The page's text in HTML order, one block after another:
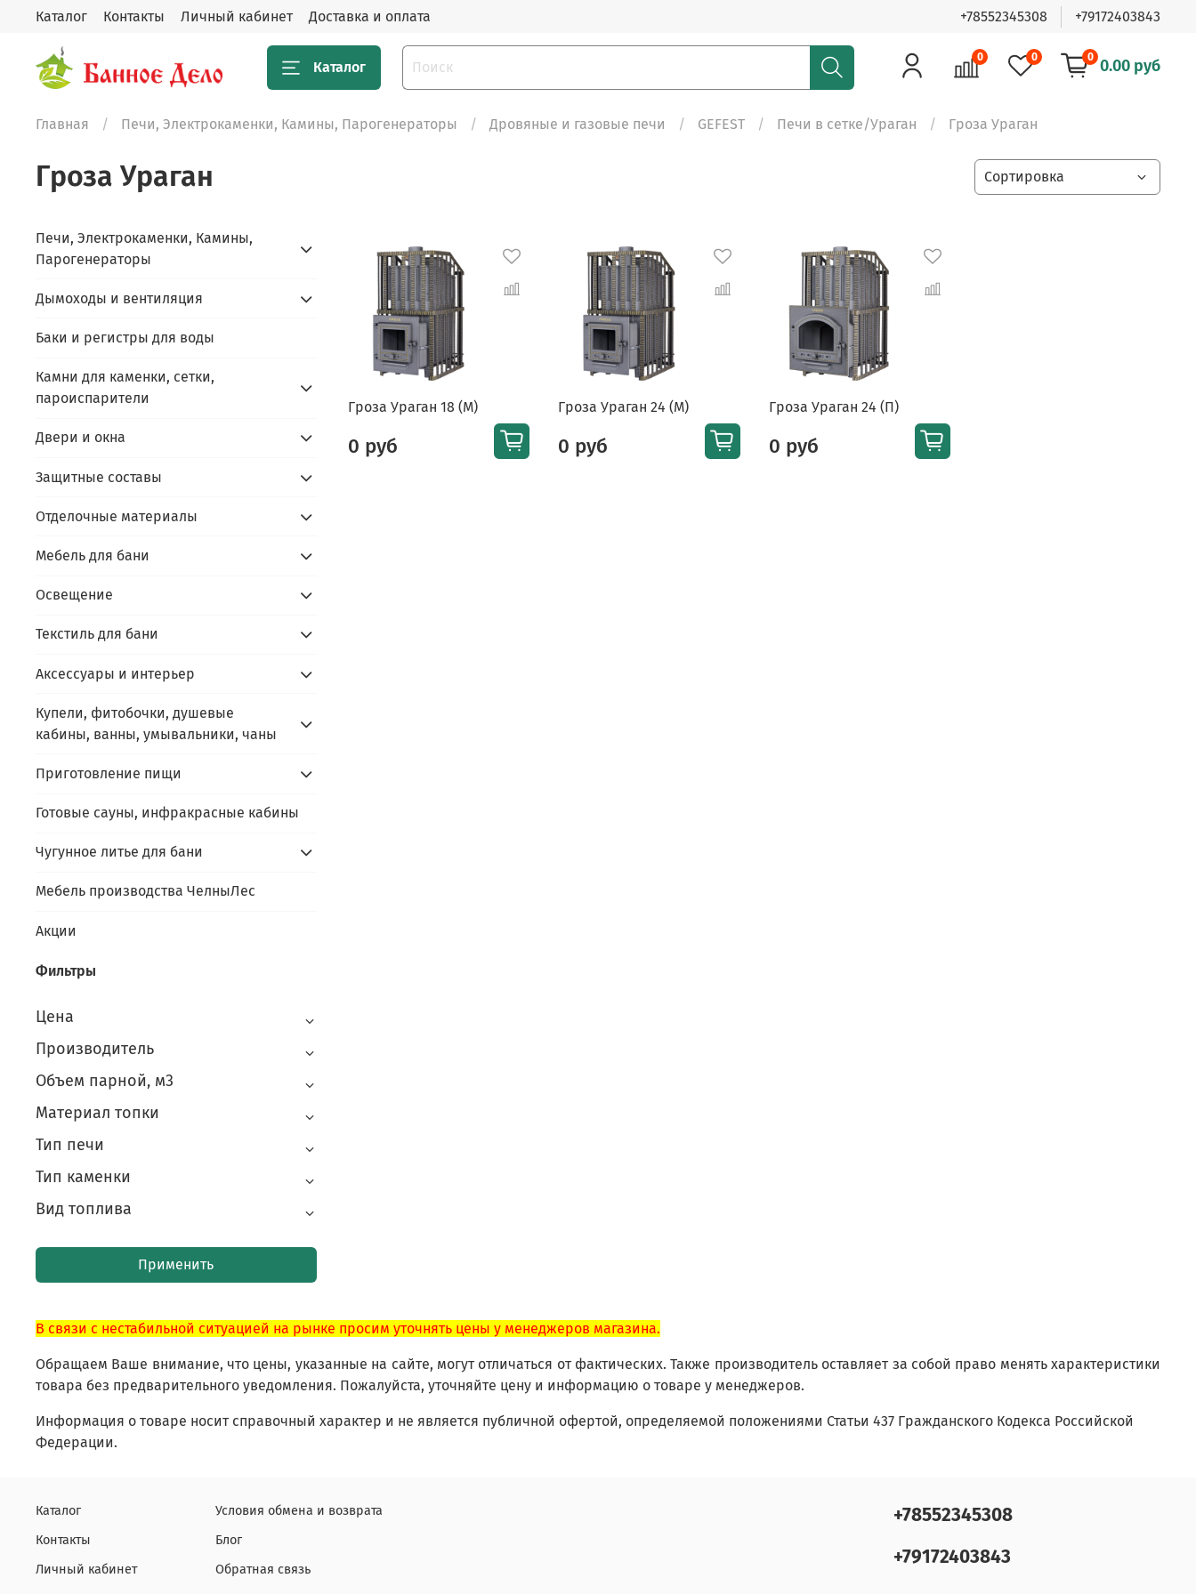
Каталог Контакты Личный кабинет Доставка и оплата +78552345308 +79172403843
Каталог
0 0 0 0.00 руб
Главная Печи, Электрокаменки, Камины, Парогенераторы Дровяные и газовые печи GEFEST Печи в сетке/Ураган Гроза Ураган
Гроза Ураган
Гроза Ураган 18 (М)
0 руб
Гроза Ураган 24 (М)
0 руб
Гроза Ураган 24 (П)
0 руб
Печи, Электрокаменки, Камины,
Парогенераторы
Дымоходы и вентиляция
Баки и регистры для воды
Камни для каменки, сетки,
пароиспарители
Двери и окна
Защитные составы
Отделочные материалы
Мебель для бани
Освещение
Текстиль для бани
Аксессуары и интерьер
Купели, фитобочки, душевые
кабины, ванны, умывальники, чаны
Приготовление пищи
Готовые сауны, инфракрасные кабины
Чугунное литье для бани
Мебель производства ЧелныЛес
Акции
Фильтры
Цена
Производитель
Объем парной, м3
Материал топки
Тип печи
Тип каменки
Вид топлива
Применить
В связи с нестабильной ситуацией на рынке просим уточнять цены у менеджеров магазина.
Обращаем Ваше внимание, что цены, указанные на сайте, могут отличаться от фактических. Также производитель оставляет за собой право менять характеристики
товара без предварительного уведомления. Пожалуйста, уточняйте цену и информацию о товаре у менеджеров.
Информация о товаре носит справочный характер и не является публичной офертой, определяемой положениями Статьи 437 Гражданского Кодекса Российской
Федерации.
Каталог
Контакты
Личный кабинет
Условия обмена и возврата
Блог
Обратная связь
+78552345308
+79172403843